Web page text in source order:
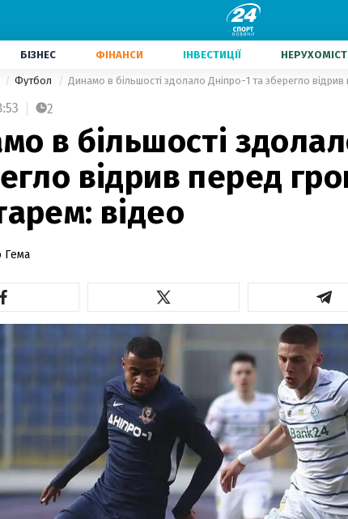
БІЗНЕС ФІНАНСИ ІНВЕСТИЦІЇ
Футбол Динамо в більшості здолало Дніпро-1 та зберегло
2
в більшості
відрив перед
відео
Гема